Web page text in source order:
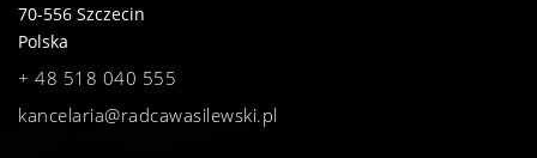
70-556 Szczecin
Polska
+ 48 518 040 555
kancelaria@radcawasilewski.pl